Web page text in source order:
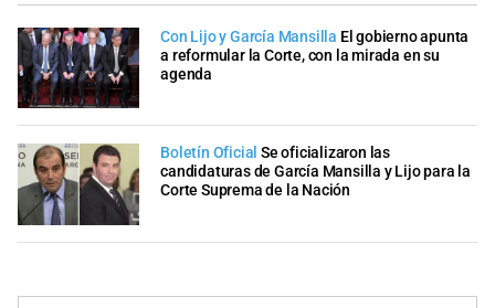
Con Lijo y García Mansilla El gobierno apunta
a reformular la Corte, con la mirada en su
agenda
Boletín Oficial Se oficializaron las
candidaturas de García Mansilla y Lijo para la
Corte Suprema de la Nación